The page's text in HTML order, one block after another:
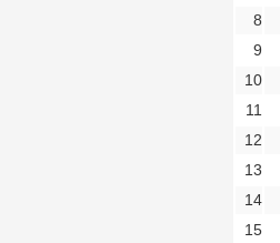
8
9
10
11
12
13
14
15